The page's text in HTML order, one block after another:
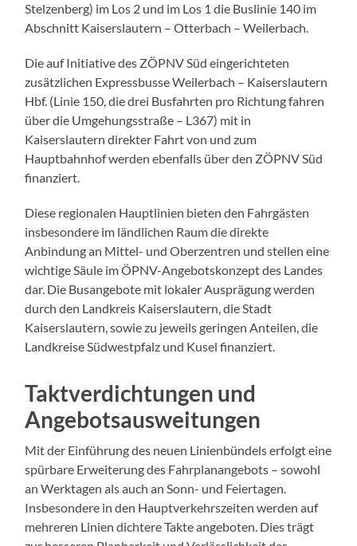
Stelzenberg) im Los 2 und im Los 1 die Buslinie 140 im
Abschnitt Kaiserslautern – Otterbach – Weilerbach.
Die auf Initiative des ZÖPNV Süd eingerichteten
zusätzlichen Expressbusse Weilerbach – Kaiserslautern
Hbf. (Linie 150, die drei Busfahrten pro Richtung fahren
über die Umgehungsstraße – L367) mit in
Kaiserslautern direkter Fahrt von und zum
Hauptbahnhof werden ebenfalls über den ZÖPNV Süd
finanziert.
Diese regionalen Hauptlinien bieten den Fahrgästen
insbesondere im ländlichen Raum die direkte
Anbindung an Mittel- und Oberzentren und stellen eine
wichtige Säule im ÖPNV-Angebotskonzept des Landes
dar. Die Busangebote mit lokaler Ausprägung werden
durch den Landkreis Kaiserslautern, die Stadt
Kaiserslautern, sowie zu jeweils geringen Anteilen, die
Landkreise Südwestpfalz und Kusel finanziert.
Taktverdichtungen und
Angebotsausweitungen
Mit der Einführung des neuen Linienbündels erfolgt eine
spürbare Erweiterung des Fahrplanangebots – sowohl
an Werktagen als auch an Sonn- und Feiertagen.
Insbesondere in den Hauptverkehrszeiten werden auf
mehreren Linien dichtere Takte angeboten. Dies trägt